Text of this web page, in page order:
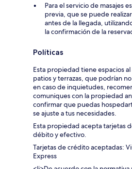
Para el servicio de masajes
previa, que se puede
antes de la llegada,
la confirmación de la
Políticas
Esta propiedad tiene espacios
patios y terrazas, que podrían
en caso de inquietudes,
comuniques con la propiedad
confirmar que puedas
se ajuste a tus necesidades.
Esta propiedad acepta tarjetas
débito y efectivo.
Tarjetas de crédito aceptadas:
Express